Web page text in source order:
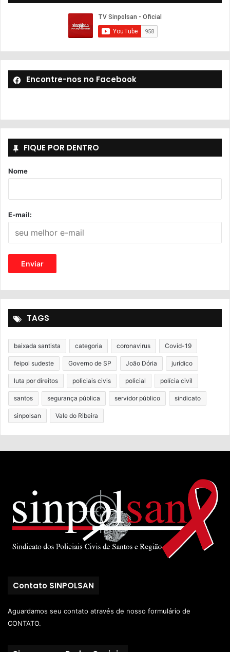
Encontre-nos no Facebook
FIQUE POR DENTRO
Nome
E-mail:
TAGS
baixada santista categoria coronavirus Covid-19
feipol sudeste Governo de SP João Dória jurídico
luta por direitos policiais civis policial polícia civil
santos segurança pública servidor público sindicato
sinpolsan Vale do Ribeira
Contato SINPOLSAN
Aguardamos seu contato através de nosso formulário de
CONTATO.